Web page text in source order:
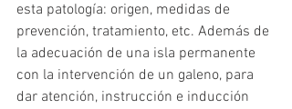
esta patología: origen, medidas de
prevención, tratamiento, etc. Además de
la adecuación de una isla permanente
con la intervención de un galeno, para
dar atención, instrucción e inducción